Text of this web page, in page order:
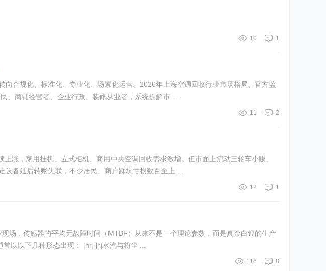
1
10
合规化、标准化、专业化、场景化运营。2026年上海空调回收行业市场格局、官方监
、商铺经营者、企业行政、装修从业者，系统拆解市 ...
2
11
涨，家用挂机、立式柜机、商用中央空调回收需求激增。但市面上流动三轮车小贩、
备延后转账失联，不少居民、商户踩坑亏损数百至上 ...
1
12
常以以下几种形态出现： [hr] [*]水汽与粉尘 ...
8
116